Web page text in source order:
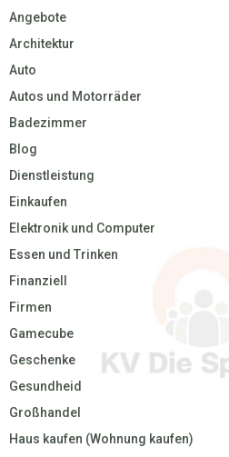
Angebote
Architektur
Auto
Autos und Motorräder
Badezimmer
Blog
Dienstleistung
Einkaufen
Elektronik und Computer
Essen und Trinken
Finanziell
Firmen
Gamecube
Geschenke
Gesundheid
Großhandel
Haus kaufen (Wohnung kaufen)